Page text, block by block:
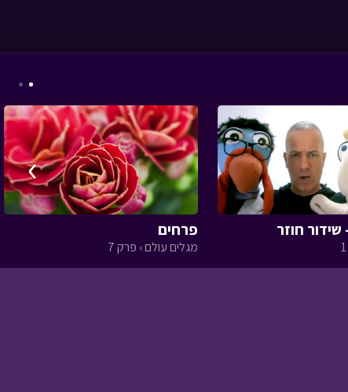
בול בפוני - פרק 8 -
עמית משחק בכדור•
מתוך בול בפוני
פרחים
מגלים עולם › פרק 7
›